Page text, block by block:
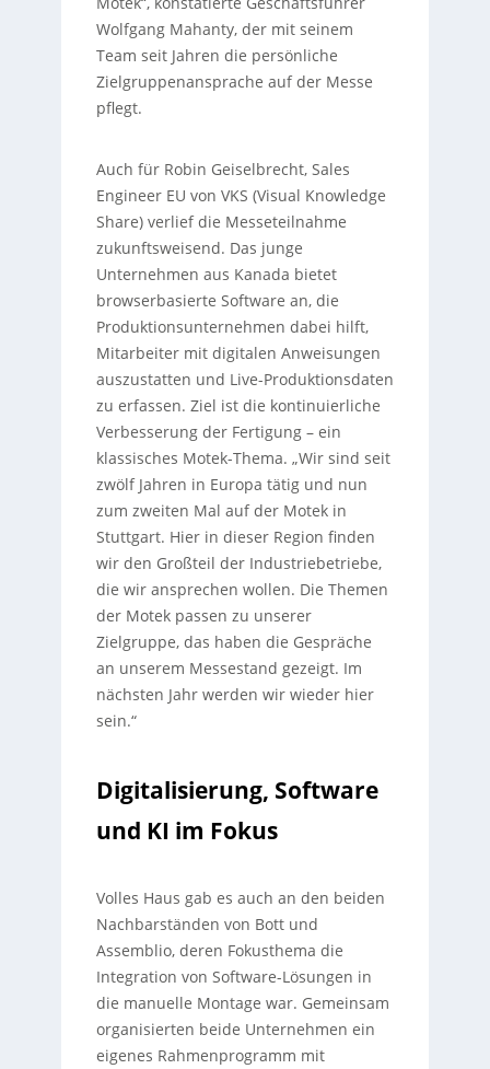
Wolfgang Mahanty, der mit seinem
Team seit Jahren die persönliche
Zielgruppenansprache auf der Messe
pflegt.
Auch für Robin Geiselbrecht, Sales
Engineer EU von VKS (Visual Knowledge
Share) verlief die Messeteilnahme
zukunftsweisend. Das junge
Unternehmen aus Kanada bietet
browserbasierte Software an, die
Produktionsunternehmen dabei hilft,
Mitarbeiter mit digitalen Anweisungen
auszustatten und Live-Produktionsdaten
zu erfassen. Ziel ist die kontinuierliche
Verbesserung der Fertigung – ein
klassisches Motek-Thema. „Wir sind seit
zwölf Jahren in Europa tätig und nun
zum zweiten Mal auf der Motek in
Stuttgart. Hier in dieser Region finden
wir den Großteil der Industriebetriebe,
die wir ansprechen wollen. Die Themen
der Motek passen zu unserer
Zielgruppe, das haben die Gespräche
an unserem Messestand gezeigt. Im
nächsten Jahr werden wir wieder hier
sein.“
Digitalisierung, Software
und KI im Fokus
Volles Haus gab es auch an den beiden
Nachbarständen von Bott und
Assemblio, deren Fokusthema die
Integration von Software-Lösungen in
die manuelle Montage war. Gemeinsam
organisierten beide Unternehmen ein
eigenes Rahmenprogramm mit